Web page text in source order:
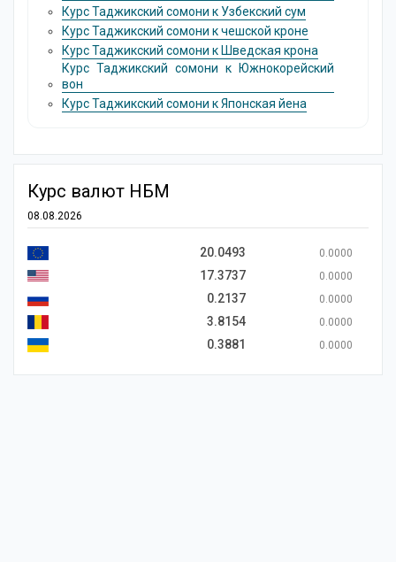
Курс Таджикский сомони к Узбекский сум
Курс Таджикский сомони к чешской кроне
Курс Таджикский сомони к Шведская крона
Курс Таджикский сомони к Южнокорейский
вон
Курс Таджикский сомони к Японская йена
Курс валют НБМ
08.08.2026
20.0493 0.0000
17.3737 0.0000
0.2137 0.0000
3.8154 0.0000
0.3881 0.0000